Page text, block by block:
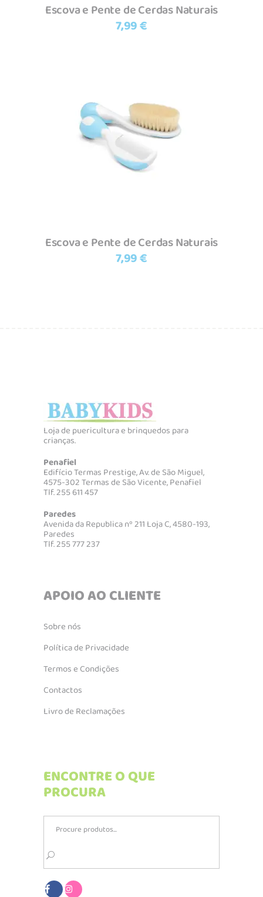
Escova e Pente de Cerdas Naturais
7,99€
Adicionar
Escova e Pente de Cerdas Naturais
7,99€
Loja de puericultura e brinquedos para
crianças.
Penafiel
Edifício Termas Prestige, Av. de São Miguel,
4575-302 Termas de São Vicente, Penafiel
Tlf. 255 611 457
Paredes
Avenida da Republica nº 211 Loja C, 4580-193,
Paredes
Tlf. 255 777 237
APOIO AO CLIENTE
Sobre nós
Política de Privacidade
Termos e Condições
Contactos
Livro de Reclamações
ENCONTRE O QUE
PROCURA